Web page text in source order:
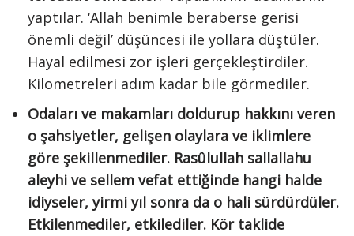
yaptılar. ‘Allah benimle beraberse gerisi
önemli değil’ düşüncesi ile yollara düştüler.
Hayal edilmesi zor işleri gerçekleştirdiler.
Kilometreleri adım kadar bile görmediler.
Odaları ve makamları doldurup hakkını veren
o şahsiyetler, gelişen olaylara ve iklimlere
göre şekillenmediler. Rasûlullah sallallahu
aleyhi ve sellem vefat ettiğinde hangi halde
idiyseler, yirmi yıl sonra da o hali sürdürdüler.
Etkilenmediler, etkilediler. Kör taklide